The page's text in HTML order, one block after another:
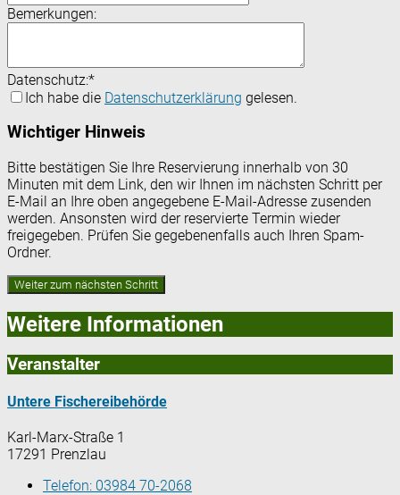
Bemerkungen:
Datenschutz:*
Ich habe die Datenschutzerklärung gelesen.
Wichtiger Hinweis
Bitte bestätigen Sie Ihre Reservierung innerhalb von 30
Minuten mit dem Link, den wir Ihnen im nächsten Schritt per
E-Mail an Ihre oben angegebene E-Mail-Adresse zusenden
werden. Ansonsten wird der reservierte Termin wieder
freigegeben. Prüfen Sie gegebenenfalls auch Ihren Spam-
Ordner.
Weitere Informationen
Veranstalter
Untere Fischereibehörde
Karl-Marx-Straße 1
17291 Prenzlau
Telefon: 03984 70-2068